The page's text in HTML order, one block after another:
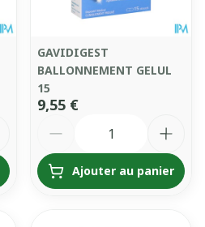
GAVIDIGEST
BALLONNEMENT GELUL
15
9,55 €
Ajouter au panier